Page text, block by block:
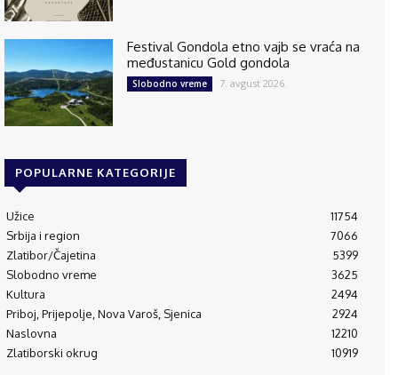
Festival Gondola etno vajb se vraća na
međustanicu Gold gondola
Slobodno vreme 7. avgust 2026.
POPULARNE KATEGORIJE
Užice
11754
Srbija i region
7066
Zlatibor/Čajetina
5399
Slobodno vreme
3625
Kultura
2494
Priboj, Prijepolje, Nova Varoš, Sjenica
2924
Naslovna
12210
Zlatiborski okrug
10919